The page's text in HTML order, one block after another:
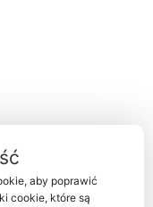
aby poprawić
cookie, które są